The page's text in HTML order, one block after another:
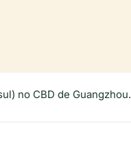
no CBD de Guangzhou.